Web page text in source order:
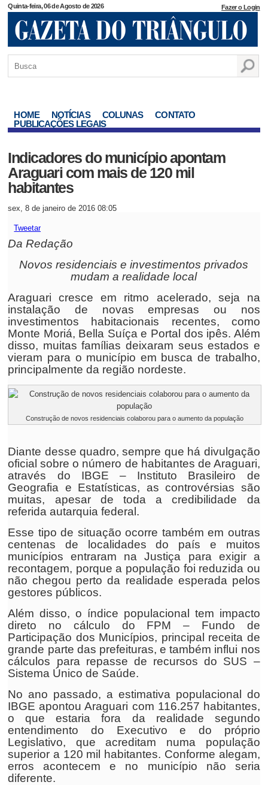
Quinta-feira, 06 de Agosto de 2026 Fazer o Login
HOME NOTÍCIAS COLUNAS
CONTATO
PUBLICAÇÕES LEGAIS
Indicadores do município apontam
Araguari com mais de 120 mil
habitantes
sex, 8 de janeiro de 2016 08:05
Tweetar
Da Redação
Novos residenciais e investimentos privados
mudam a realidade local
Araguari cresce em ritmo acelerado, seja na
instalação de novas empresas ou nos
investimentos habitacionais recentes, como
Monte Moriá, Bella Suíça e Portal dos ipês. Além
disso, muitas famílias deixaram seus estados e
vieram para o município em busca de trabalho,
principalmente da região nordeste.
Construção de novos residenciais colaborou para o aumento da população
Diante desse quadro, sempre que há divulgação
oficial sobre o número de habitantes de Araguari,
através do IBGE – Instituto Brasileiro de
Geografia e Estatísticas, as controvérsias são
muitas, apesar de toda a credibilidade da
referida autarquia federal.
Esse tipo de situação ocorre também em outras
centenas de localidades do país e muitos
municípios entraram na Justiça para exigir a
recontagem, porque a população foi reduzida ou
não chegou perto da realidade esperada pelos
gestores públicos.
Além disso, o índice populacional tem impacto
direto no cálculo do FPM – Fundo de
Participação dos Municípios, principal receita de
grande parte das prefeituras, e também influi nos
cálculos para repasse de recursos do SUS –
Sistema Único de Saúde.
No ano passado, a estimativa populacional do
IBGE apontou Araguari com 116.257 habitantes,
o que estaria fora da realidade segundo
entendimento do Executivo e do próprio
Legislativo, que acreditam numa população
superior a 120 mil habitantes. Conforme alegam,
erros acontecem e no município não seria
diferente.